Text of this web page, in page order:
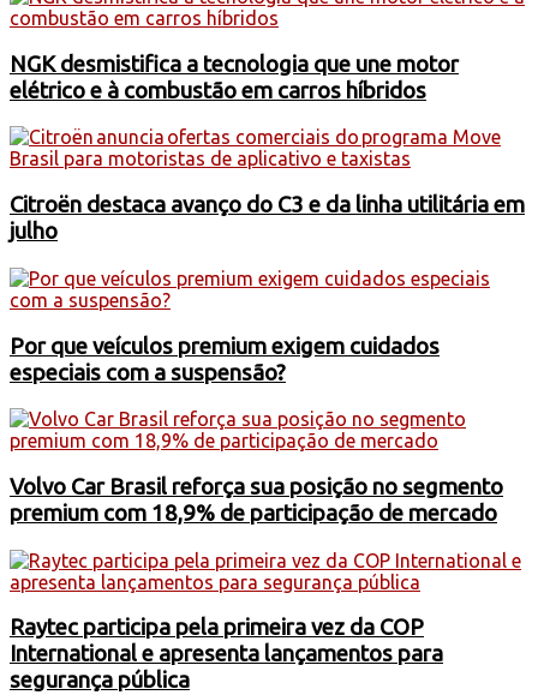
NGK desmistifica a tecnologia que une motor
elétrico e à combustão em carros híbridos
Citroën destaca avanço do C3 e da linha utilitária em
julho
Por que veículos premium exigem cuidados
especiais com a suspensão?
Volvo Car Brasil reforça sua posição no segmento
premium com 18,9% de participação de mercado
Raytec participa pela primeira vez da COP
International e apresenta lançamentos para
segurança pública